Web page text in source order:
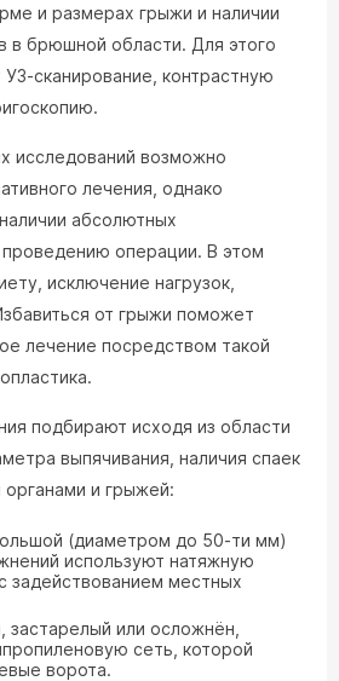
и размерах грыжи и наличии
в брюшной области. Для этого
УЗ-сканирование, контрастную
исследований возможно
лечения, однако
абсолютных
проведению операции. В этом
исключение нагрузок,
от грыжи поможет
лечение посредством такой
подбирают исходя из области
выпячивания, наличия спаек
и грыжей:
(диаметром до 50-ти мм)
используют натяжную
задействованием местных
застарелый или осложнён,
сеть, которой
ворота.